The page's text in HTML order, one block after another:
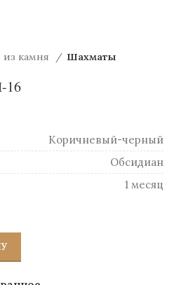
камня Шахматы
16
Коричневый-черный
Обсидиан
1 месяц